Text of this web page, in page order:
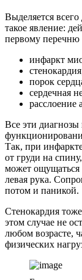
Выделяется
такое явление:
первому перечню
инфаркт
порок
сердечная
расслоение
Все эти
Так, при
от груди на
может ощущаться
левая рука.
потом и паникой.
Стенокардия
этом случае не
любом возрасте,
физических